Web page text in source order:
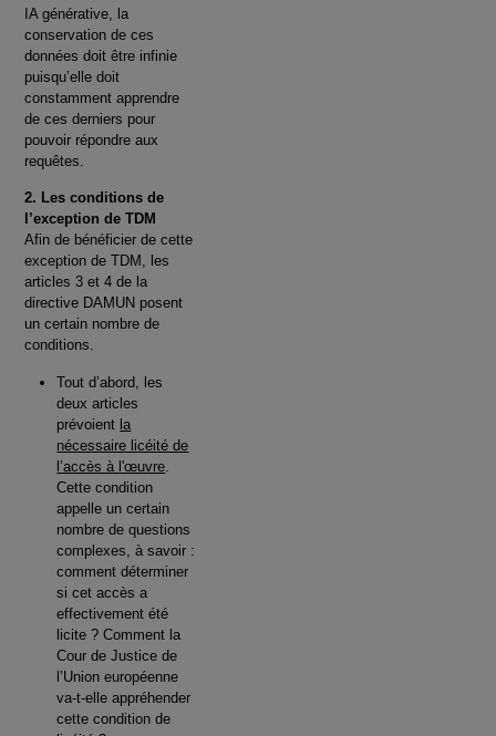
IA générative, la
conservation de ces
données doit être infinie
puisqu’elle doit
constamment apprendre
de ces derniers pour
pouvoir répondre aux
requêtes.
2. Les conditions de
l’exception de TDM
Afin de bénéficier de cette
exception de TDM, les
articles 3 et 4 de la
directive DAMUN posent
un certain nombre de
conditions.
Tout d’abord, les
deux articles
prévoient la
nécessaire licéité de
l’accès à l'œuvre.
Cette condition
appelle un certain
nombre de questions
complexes, à savoir :
comment déterminer
si cet accès a
effectivement été
licite ? Comment la
Cour de Justice de
l’Union européenne
va-t-elle appréhender
cette condition de